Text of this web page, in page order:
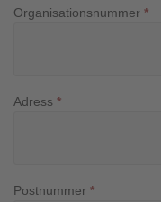
Organisationsnummer *
Adress *
Postnummer *